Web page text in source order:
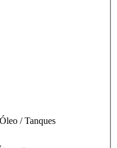
/ Tanques